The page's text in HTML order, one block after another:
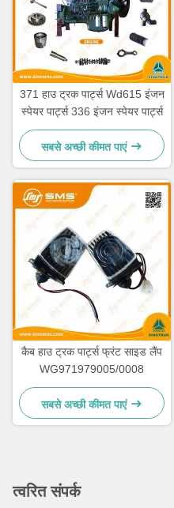
371 हाउ ट्रक पार्ट्स Wd615 इंजन
स्पेयर पार्ट्स 336 इंजन स्पेयर पार्ट्स
सबसे अच्छी कीमत पाएं
कैब हाउ ट्रक पार्ट्स फ्रंट साइड लैंप
WG971979005/0008
सबसे अच्छी कीमत पाएं
त्वरित संपर्क